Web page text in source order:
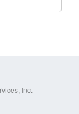
Inc.